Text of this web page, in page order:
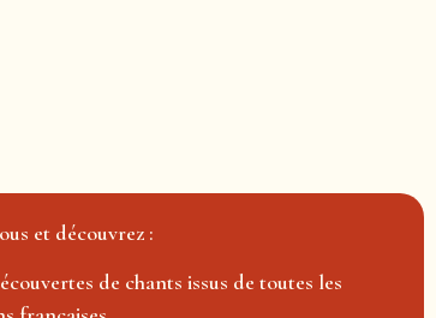
et découvrez :
de chants issus de toutes les